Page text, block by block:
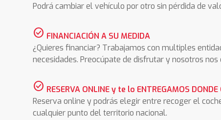
Podrá cambiar el vehículo por otro sin pérdida de
check_circle FINANCIACIÓN A SU MEDIDA
¿Quieres financiar? Trabajamos con multiples
necesidades. Preocúpate de disfrutar y nosotros
check_circle RESERVA ONLINE y te lo ENTREGAMOS DONDE
Reserva online y podrás elegir entre recoger el
cualquier punto del territorio nacional.